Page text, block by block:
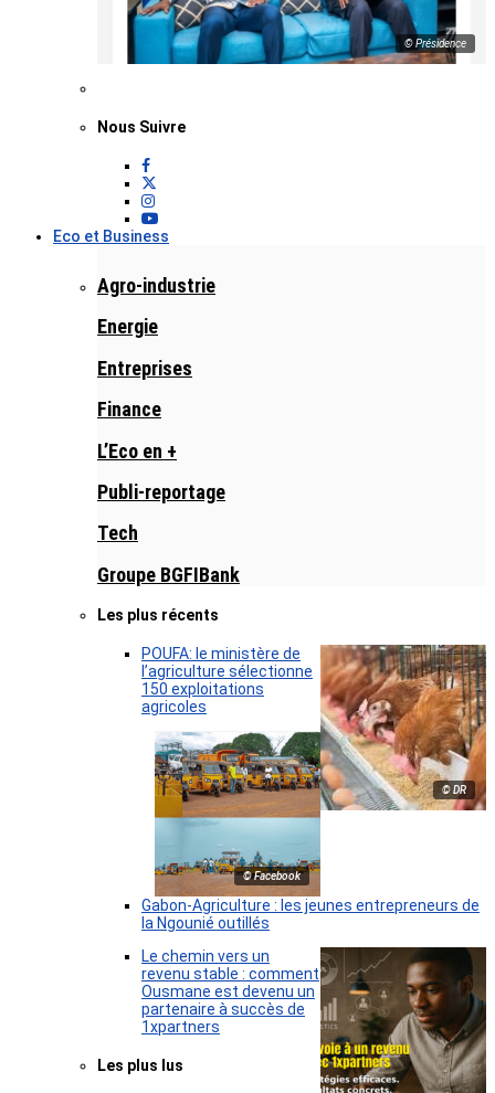
© Présidence
Nous Suivre
Eco et Business
Agro-industrie
Energie
Entreprises
Finance
L’Eco en +
Publi-reportage
Tech
Groupe BGFIBank
Les plus récents
© DR
POUFA: le ministère de
l’agriculture sélectionne
150 exploitations
agricoles
© Facebook
Gabon-Agriculture : les jeunes entrepreneurs de
la Ngounié outillés
Le chemin vers un
revenu stable : comment
Ousmane est devenu un
partenaire à succès de
1xpartners
Les plus lus